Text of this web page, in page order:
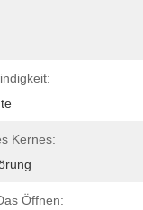
Kernes:
Öffnen: